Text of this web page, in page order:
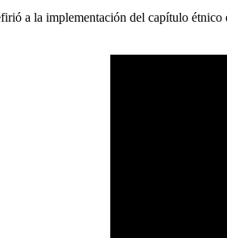
a la implementación del capítulo étnico